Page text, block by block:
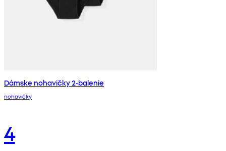
Dámske nohavičky 2-balenie
nohavičky
4